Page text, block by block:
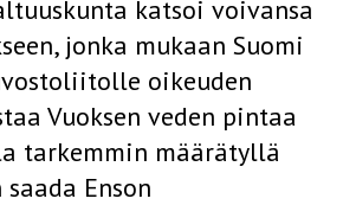
katsoi voivansa
jonka mukaan Suomi
oikeuden
Vuoksen veden pintaa
tarkemmin määrätyllä
Enson